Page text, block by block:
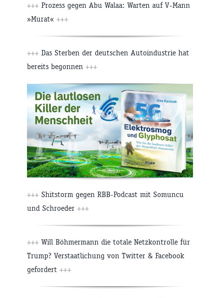
+++ Prozess gegen Abu Walaa: Warten auf V-Mann
»Murat« +++
+++ Das Sterben der deutschen Autoindustrie hat
bereits begonnen +++
+++ Shitstorm gegen RBB-Podcast mit Somuncu
und Schroeder +++
+++ Will Böhmermann die totale Netzkontrolle für
Trump? Verstaatlichung von Twitter & Facebook
gefordert +++